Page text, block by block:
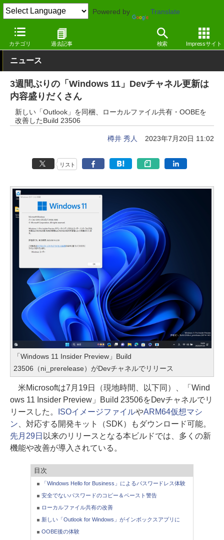
Powered by Translate
カテゴリ 過去記事 検索 Impressサイト
窓の杜 システム・ファイル Windows
ニュース
3週間ぶりの「Windows 11」Devチャネル更新は
内容盛りだくさん
新しい「Outlook」を同梱、ローカルファイル共有・OOBEを
改善したBuild 23506
樽井 秀人 2023年7月20日 11:02
リスト
「Windows 11 Insider Preview」Build
23506（ni_prerelease）がDevチャネルでリリース
米Microsoftは7月19日（現地時間、以下同）、「Wind
ows 11 Insider Preview」Build 23506をDevチャネルでリ
リースした。
ISOイメージファイルやARM64仮想マシ
ン 、対応する開発キット（SDK）もダウンロード可能。
先月29日 以来のリリースとなる本ビルドでは、多くの新
機能や改善が導入されている。
目次
「Windows Hello for Business」によるパスワードレス体験
安全でないパスワードのコピー＆ペースト警告
ローカルファイル共有の改善
新しい「Outlook for Windows」がインボックスアプリに
OOBE後の体験